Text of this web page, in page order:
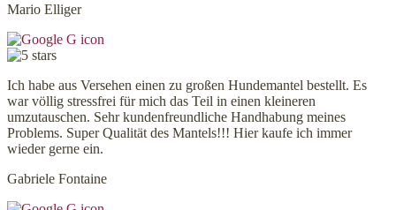
Mario Elliger
Ich habe aus Versehen einen zu großen Hundemantel bestellt. Es
war völlig stressfrei für mich das Teil in einen kleineren
umzutauschen. Sehr kundenfreundliche Handhabung meines
Problems. Super Qualität des Mantels!!! Hier kaufe ich immer
wieder gerne ein.
Gabriele Fontaine